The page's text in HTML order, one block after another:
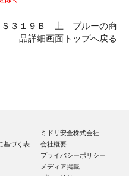
３１９Ｂ 上 ブルーの商
品詳細画面トップへ戻る
基づく表
ミドリ安全株式会社
会社概要
プライバシーポリシー
メディア掲載